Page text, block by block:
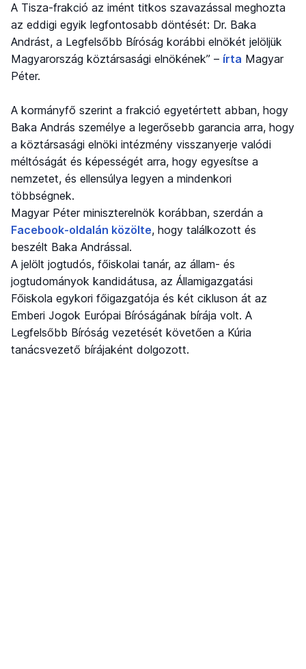
A Tisza-frakció az imént titkos szavazással meghozta
az eddigi egyik legfontosabb döntését: Dr. Baka
Andrást, a Legfelsőbb Bíróság korábbi elnökét jelöljük
Magyarország köztársasági elnökének” – írta Magyar
Péter.
A kormányfő szerint a frakció egyetértett abban, hogy
Baka András személye a legerősebb garancia arra, hogy
a köztársasági elnöki intézmény visszanyerje valódi
méltóságát és képességét arra, hogy egyesítse a
nemzetet, és ellensúlya legyen a mindenkori
többségnek.
Magyar Péter miniszterelnök korábban, szerdán a
Facebook-oldalán közölte, hogy találkozott és
beszélt Baka Andrással.
A jelölt jogtudós, főiskolai tanár, az állam- és
jogtudományok kandidátusa, az Államigazgatási
Főiskola egykori főigazgatója és két cikluson át az
Emberi Jogok Európai Bíróságának bírája volt. A
Legfelsőbb Bíróság vezetését követően a Kúria
tanácsvezető bírájaként dolgozott.